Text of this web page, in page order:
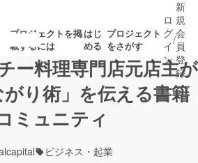
プロジェクトを掲
載するには
はじ
める
プロジェクト
をさがす
の新着プロ 募集終了が近いプ
ロ
グ
イ
ン
/
新
規
会
員
登
録
ー料理専門店元店主が
がり術」を伝える書籍
ミュニティ
ビジネス・起業